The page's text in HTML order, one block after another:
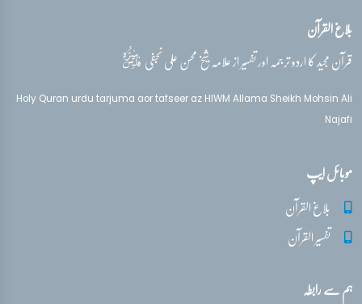
بلاغ القرآن
قرآن مجید کا اردو ترجمہ اور تفسیر از علامہ شیخ محسن علی نجفیقدس‌سره
Holy Quran urdu tarjuma aor tafseer az HIWM Allama Sheikh Mohsin Ali
Najafi
موبائل ایپ
بلاغ القرآن
تفسیر القرآن
ہم سے رابطہ